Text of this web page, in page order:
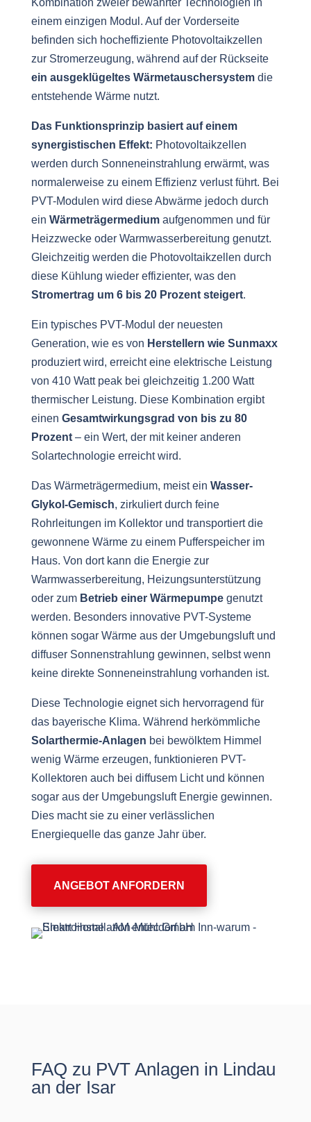
Kombination zweier bewährter Technologien in
einem einzigen Modul. Auf der Vorderseite
befinden sich hocheffiziente Photovoltaikzellen
zur Stromerzeugung, während auf der Rückseite
ein ausgeklügeltes Wärmetauschersystemdie
entstehende Wärme nutzt.
Das Funktionsprinzip basiert auf einem
synergistischen Effekt: Photovoltaikzellen
werden durch Sonneneinstrahlung erwärmt, was
normalerweise zu einem Effizienz verlust führt. Bei
PVT-Modulen wird diese Abwärme jedoch durch
ein Wärmeträgermediumaufgenommen und für
Heizzwecke oder Warmwasserbereitung genutzt.
Gleichzeitig werden die Photovoltaikzellen durch
diese Kühlung wieder effizienter, was den
Stromertrag um 6 bis 20 Prozent steigert.
Ein typisches PVT-Modul der neuesten
Generation, wie es von Herstellern wie Sunmaxx
produziert wird, erreicht eine elektrische Leistung
von 410 Watt peak bei gleichzeitig 1.200 Watt
thermischer Leistung. Diese Kombination ergibt
einen Gesamtwirkungsgrad von bis zu 80
Prozent– ein Wert, der mit keiner anderen
Solartechnologie erreicht wird.
Das Wärmeträgermedium, meist ein Wasser-
Glykol-Gemisch, zirkuliert durch feine
Rohrleitungen im Kollektor und transportiert die
gewonnene Wärme zu einem Pufferspeicher im
Haus. Von dort kann die Energie zur
Warmwasserbereitung, Heizungsunterstützung
oder zum Betrieb einer Wärmepumpegenutzt
werden. Besonders innovative PVT-Systeme
können sogar Wärme aus der Umgebungsluft und
diffuser Sonnenstrahlung gewinnen, selbst wenn
keine direkte Sonneneinstrahlung vorhanden ist.
Diese Technologie eignet sich hervorragend für
das bayerische Klima. Während herkömmliche
Solarthermie-Anlagen bei bewölktem Himmel
wenig Wärme erzeugen, funktionieren PVT-
Kollektoren auch bei diffusem Licht und können
sogar aus der Umgebungsluft Energie gewinnen.
Dies macht sie zu einer verlässlichen
Energiequelle das ganze Jahr über.
ANGEBOT ANFORDERN
FAQ zu PVT Anlagen in Lindau
an der Isar